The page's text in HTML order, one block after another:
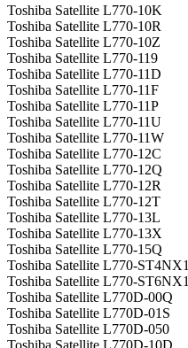
Toshiba Satellite L770-10K
Toshiba Satellite L770-10R
Toshiba Satellite L770-10Z
Toshiba Satellite L770-119
Toshiba Satellite L770-11D
Toshiba Satellite L770-11F
Toshiba Satellite L770-11P
Toshiba Satellite L770-11U
Toshiba Satellite L770-11W
Toshiba Satellite L770-12C
Toshiba Satellite L770-12Q
Toshiba Satellite L770-12R
Toshiba Satellite L770-12T
Toshiba Satellite L770-13L
Toshiba Satellite L770-13X
Toshiba Satellite L770-15Q
Toshiba Satellite L770-ST4NX1
Toshiba Satellite L770-ST6NX1
Toshiba Satellite L770D-00Q
Toshiba Satellite L770D-01S
Toshiba Satellite L770D-050